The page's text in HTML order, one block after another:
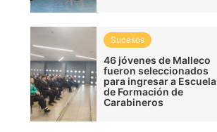
Sucesos
46 jóvenes de Malleco
fueron seleccionados
para ingresar a Escuela
de Formación de
Carabineros